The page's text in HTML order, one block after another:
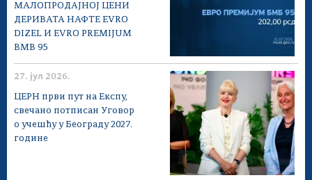
МАЛОПРОДАЈНОЈ ЦЕНИ
ДЕРИВАТА НАФТЕ EVRO
DIZEL И EVRO PREMIJUM
BMB 95
27. јул 2026.
ЦЕРН први пут на Експу,
свечано потписан Уговор
о учешћу у Београду 2027.
године